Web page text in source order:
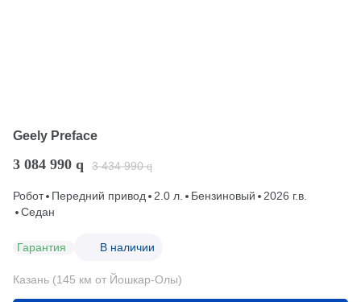
Geely Preface
3 084 990 q 3 434 990 q
Робот Передний привод 2.0 л. Бензиновый
2026 г.в.
Седан
Гарантия В наличии
Казань (145 км от Йошкар-Олы)